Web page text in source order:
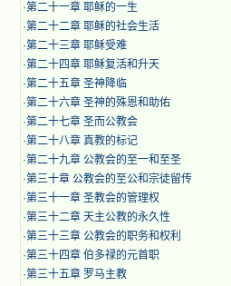
·第二十一章 耶稣的一生
·第二十二章 耶稣的社会生活
·第二十三章 耶稣受难
·第二十四章 耶稣复活和升天
·第二十五章 圣神降临
·第二十六章 圣神的殊恩和助佑
·第二十七章 圣而公教会
·第二十八章 真教的标记
·第二十九章 公教会的至一和至圣
·第三十章 公教会的至公和宗徒留传
·第三十一章 圣教会的管理权
·第三十二章 天主公教的永久性
·第三十三章 公教会的职务和权利
·第三十四章 伯多禄的元首职
·第三十五章 罗马主教